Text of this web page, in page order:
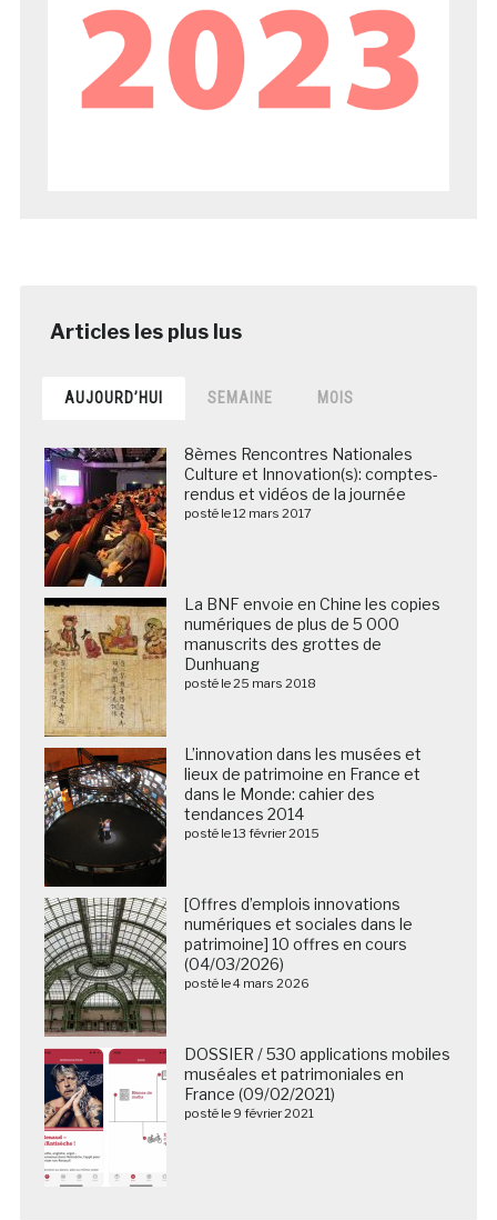
AUJOURD’HUI SEMAINE MOIS
8èmes Rencontres Nationales
Culture et Innovation(s): comptes-
rendus et vidéos de la journée
posté le 12 mars 2017
La BNF envoie en Chine les copies
numériques de plus de 5 000
manuscrits des grottes de
Dunhuang
posté le 25 mars 2018
L’innovation dans les musées et
lieux de patrimoine en France et
dans le Monde: cahier des
tendances 2014
posté le 13 février 2015
[Offres d’emplois innovations
numériques et sociales dans le
patrimoine] 10 offres en cours
(04/03/2026)
posté le 4 mars 2026
DOSSIER / 530 applications mobiles
muséales et patrimoniales en
France (09/02/2021)
posté le 9 février 2021